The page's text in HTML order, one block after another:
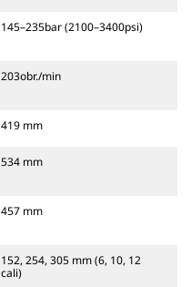
145–235bar (2100–3400psi)
203obr./min
419 mm
534 mm
457 mm
152, 254, 305 mm (6, 10, 12
cali)